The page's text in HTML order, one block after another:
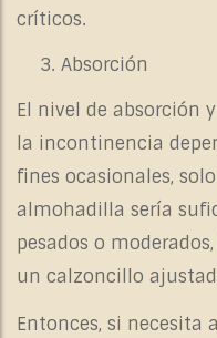
críticos.
Absorción
El nivel de absorción
la incontinencia
fines ocasionales,
almohadilla sería
pesados ​​o
un calzoncillo
Entonces, si necesita